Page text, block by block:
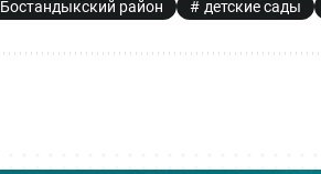
Бостандыкский район детские сады